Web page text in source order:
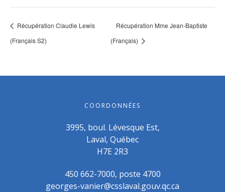
Récupération Claudie Lewis
(Français S2)
Récupération Mme Jean-Baptiste
(Français)
COORDONNÉES
3995, boul. Lévesque Est,
Laval, Québec
H7E 2R3
450 662-7000, poste 4700
georges-vanier@csslaval.gouv.qc.ca